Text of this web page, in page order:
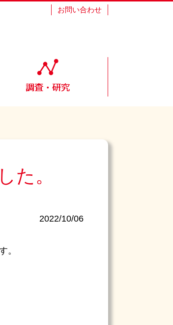
お問い合わせ
た。
2022/10/06
。